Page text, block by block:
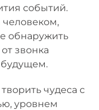
событий.
обнаружить
звонка
чудеса с
уровнем